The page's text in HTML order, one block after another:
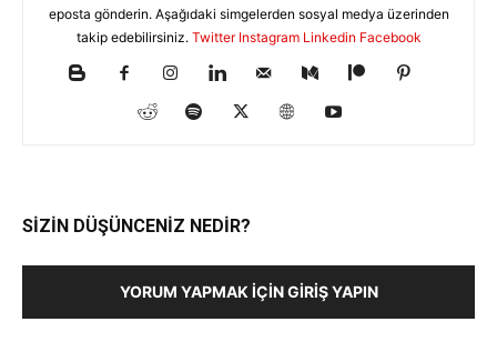
eposta gönderin. Aşağıdaki simgelerden sosyal medya üzerinden
takip edebilirsiniz. Twitter Instagram Linkedin Facebook
SİZİN DÜŞÜNCENİZ NEDİR?
YORUM YAPMAK İÇIN GIRIŞ YAPIN